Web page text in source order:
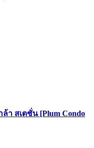
า สเตชั่น [Plum Condo